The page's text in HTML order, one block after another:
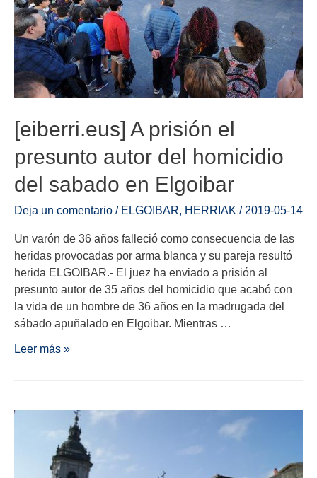
[eiberri.eus] A prisión el
presunto autor del homicidio
del sabado en Elgoibar
Deja un comentario / ELGOIBAR, HERRIAK / 2019-05-14
Un varón de 36 años falleció como consecuencia de las
heridas provocadas por arma blanca y su pareja resultó
herida ELGOIBAR.- El juez ha enviado a prisión al
presunto autor de 35 años del homicidio que acabó con
la vida de un hombre de 36 años en la madrugada del
sábado apuñalado en Elgoibar. Mientras …
Leer más »